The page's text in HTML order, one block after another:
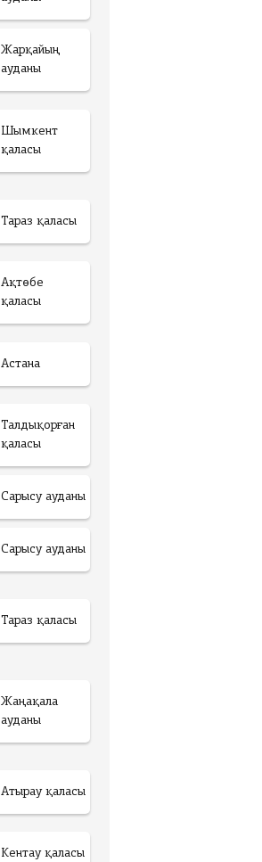
Жарқайың
ауданы
Шымкент
қаласы
Тараз қаласы
Ақтөбе
қаласы
Астана
Талдықорған
қаласы
Сарысу ауданы
Сарысу ауданы
Тараз қаласы
Жаңақала
ауданы
Атырау қаласы
Кентау қаласы